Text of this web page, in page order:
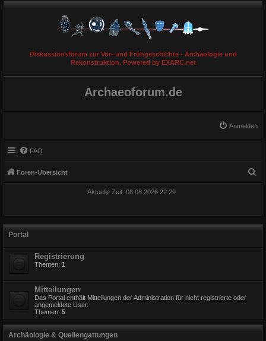
Diskussionsforum zur Vor- und Frühgeschichte - Archäologie und
Rekonstruktion. Powered by EXARC.net
Archaeoforum.de
Anmelden
FAQ
Foren-Übersicht
Aktuelle Zeit: 08.08.2026 22:29
Portal
Registrierung
Themen: 1
Mitteilungen
Das Portal enthält Mitteilungen der Administration für nicht registrierte oder
angemeldete User.
Themen: 5
Archäologie & Quellengattungen